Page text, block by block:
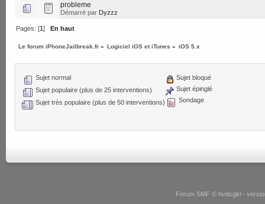
probleme
Démarré par Dyzzz
Pages: [1]En haut
Le forum iPhoneJailbreak.fr » Logiciel iOS et iTunes » iOS 5.x
Sujet normal
Sujet populaire (plus de 25 interventions)
Sujet très populaire (plus de 50 interventions)
Sujet bloqué
Sujet épinglé
Sondage
Forum SMF © hvdcgkl -